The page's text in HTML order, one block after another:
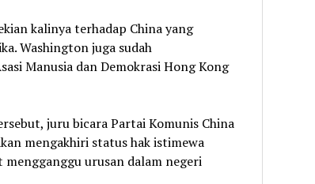
kalinya terhadap China yang
Washington juga sudah
Manusia dan Demokrasi Hong Kong
juru bicara Partai Komunis China
mengakhiri status hak istimewa
mengganggu urusan dalam negeri